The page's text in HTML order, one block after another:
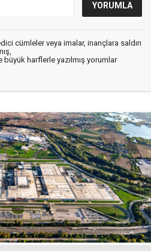
cümleler veya imalar, inançlara saldırı
büyük harflerle yazılmış yorumlar